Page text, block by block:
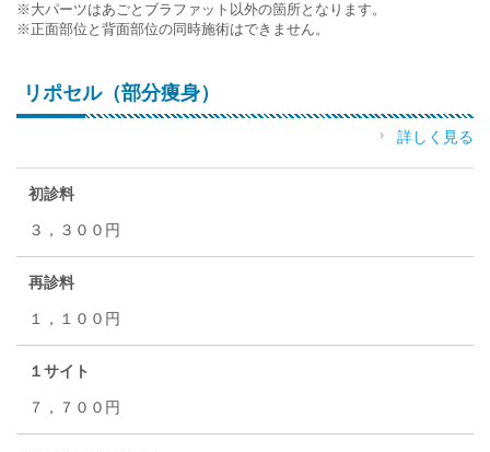
※大パーツはあごとブラファット以外の箇所となります。
※正面部位と背面部位の同時施術はできません。
リポセル（部分痩身）
詳しく見る
初診料
３，３００円
再診料
１，１００円
１サイト
７，７００円